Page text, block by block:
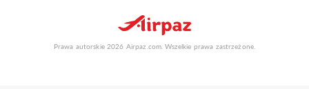
Prawa autorskie 2026 Airpaz.com. Wszelkie prawa zastrzeżone.